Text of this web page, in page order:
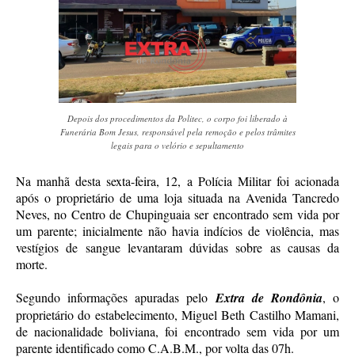
Depois dos procedimentos da Politec, o corpo foi liberado à
Funerária Bom Jesus, responsável pela remoção e pelos trâmites
legais para o velório e sepultamento
Na manhã desta sexta-feira, 12, a Polícia Militar foi acionada
após o proprietário de uma loja situada na Avenida Tancredo
Neves, no Centro de Chupinguaia ser encontrado sem vida por
um parente; inicialmente não havia indícios de violência, mas
vestígios de sangue levantaram dúvidas sobre as causas da
morte.
Segundo informações apuradas pelo Extra de Rondônia, o
proprietário do estabelecimento, Miguel Beth Castilho Mamani,
de nacionalidade boliviana, foi encontrado sem vida por um
parente identificado como C.A.B.M., por volta das 07h.